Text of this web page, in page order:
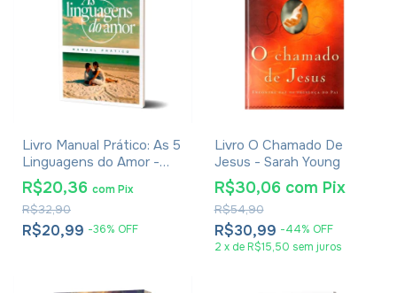
Livro Manual Prático: As 5
Linguagens do Amor -
Gary Chapman
R$20,99 -36% OFF
R$32,90
R$20,36 comPix
Livro O Chamado De
Jesus - Sarah Young
R$30,99 -44% OFF
R$54,90
R$30,06 com Pix
2 x de R$15,50 sem juros